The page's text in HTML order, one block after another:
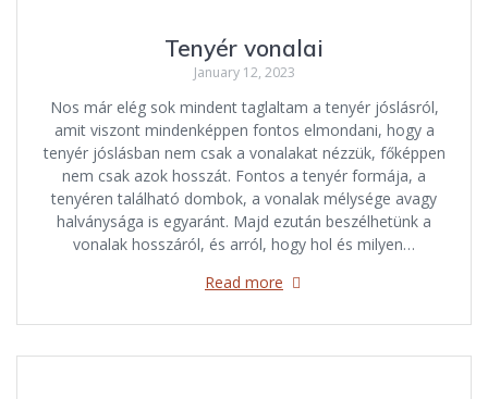
Tenyér vonalai
January 12, 2023
Nos már elég sok mindent taglaltam a tenyér jóslásról,
amit viszont mindenképpen fontos elmondani, hogy a
tenyér jóslásban nem csak a vonalakat nézzük, főképpen
nem csak azok hosszát. Fontos a tenyér formája, a
tenyéren található dombok, a vonalak mélysége avagy
halványsága is egyaránt. Majd ezután beszélhetünk a
vonalak hosszáról, és arról, hogy hol és milyen…
Read more